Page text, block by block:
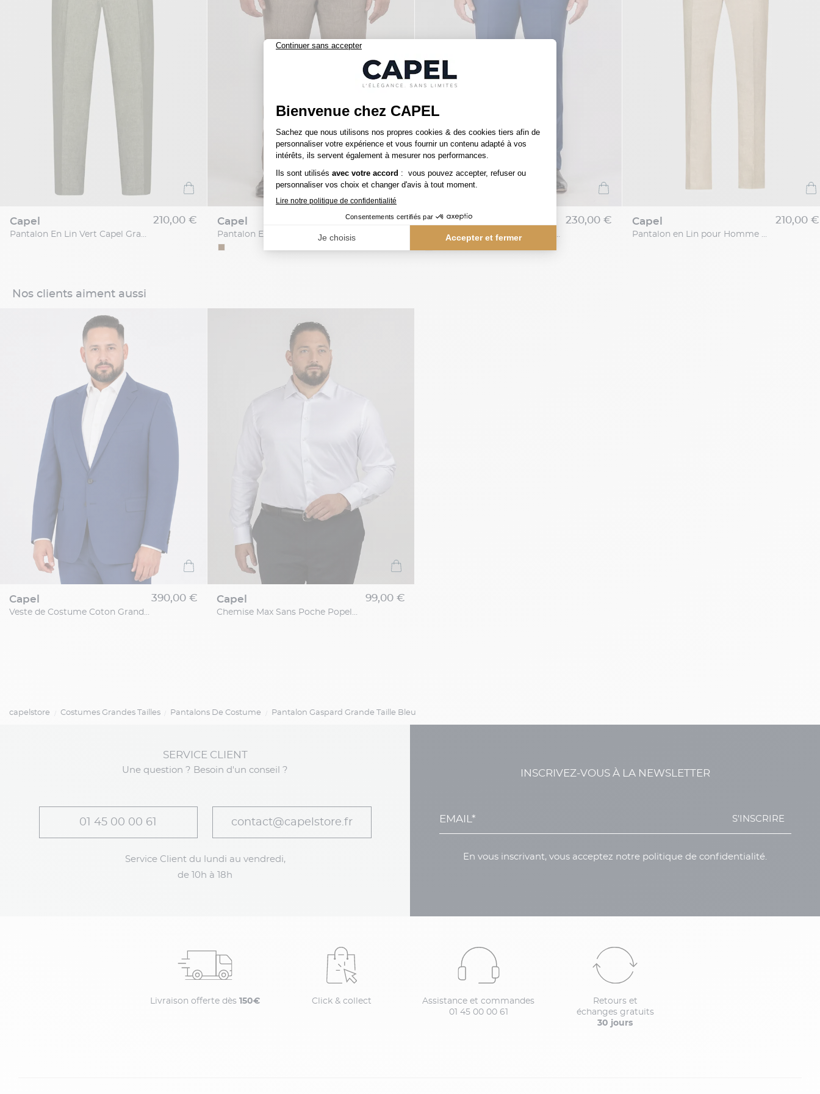
capel
Pantalon En Lin Vert Capel Grande Taille
210,00 € capel
Pantalon En Lin Marron Glacé Capel Grande Taille
210,00 € capel
Pantalon De Costume Bleu Capel Grande Taille
230,00 € capel
Pantalon en Lin pour Homme Grand Beige
210,00 €
Nos clients aiment aussi
capel
Veste de Costume Coton Grande Taille Bleue
390,00 € capel
Chemise Max Sans Poche Popeline Capel Grande Taille
99,00 €
capelstore Costumes Grandes Tailles Pantalons De Costume Pantalon Gaspard Grande Taille Bleu
SERVICE CLIENT
Une question ? Besoin d'un conseil ?
01 45 00 00 61 contact@capelstore.fr
Service Client du lundi au vendredi,
de 10h à 18h
INSCRIVEZ-VOUS À LA NEWSLETTER
S'INSCRIRE
En vous inscrivant, vous acceptez notre politique de confidentialité.
Livraison offerte dès 150€ Click & collect
Assistance et commandes
01 45 00 00 61
Retours et
échanges gratuits
30 jours